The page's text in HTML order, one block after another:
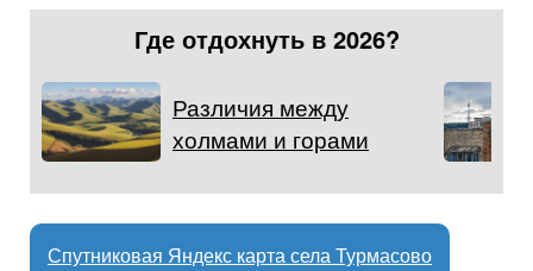
Где отдохнуть в 2026?
Различия между
холмами и горами
Спутниковая Яндекс карта села Турмасово